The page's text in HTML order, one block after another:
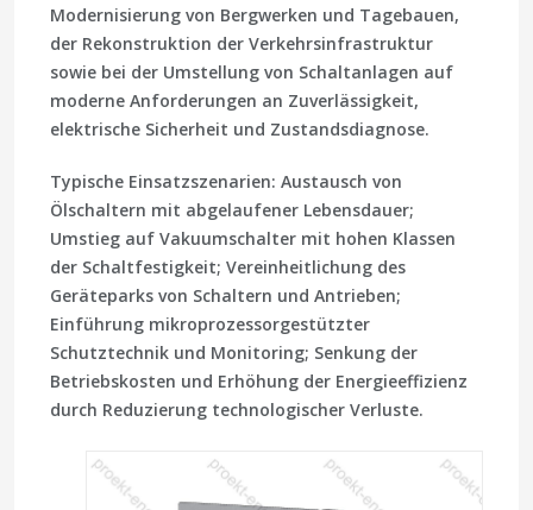
Modernisierung von Bergwerken und Tagebauen,
der Rekonstruktion der Verkehrsinfrastruktur
sowie bei der Umstellung von Schaltanlagen auf
moderne Anforderungen an Zuverlässigkeit,
elektrische Sicherheit und Zustandsdiagnose.
Typische Einsatzszenarien: Austausch von
Ölschaltern mit abgelaufener Lebensdauer;
Umstieg auf Vakuumschalter mit hohen Klassen
der Schaltfestigkeit; Vereinheitlichung des
Geräteparks von Schaltern und Antrieben;
Einführung mikroprozessorgestützter
Schutztechnik und Monitoring; Senkung der
Betriebskosten und Erhöhung der Energieeffizienz
durch Reduzierung technologischer Verluste.